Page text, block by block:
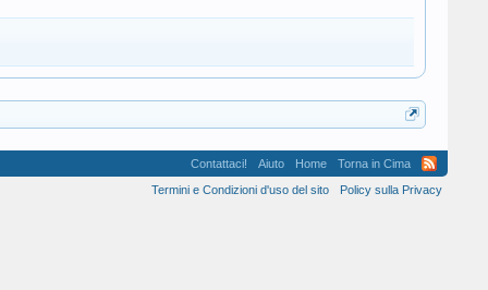
Contattaci! Aiuto Home
Torna in Cima
Termini e Condizioni d'uso del sito
Policy sulla Privacy